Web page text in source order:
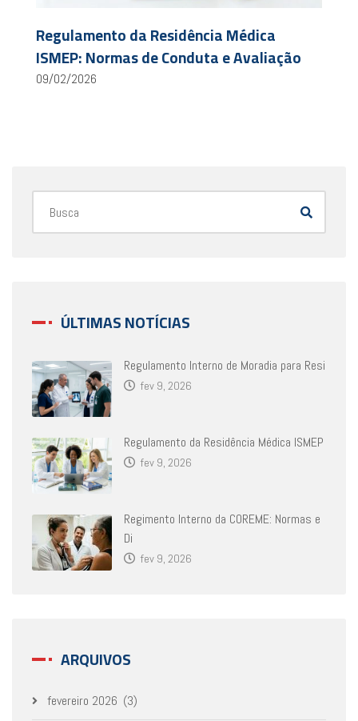
Regulamento da Residência Médica
ISMEP: Normas de Conduta e Avaliação
09/02/2026
ÚLTIMAS NOTÍCIAS
Regulamento Interno de Moradia para Resi
fev 9, 2026
Regulamento da Residência Médica ISMEP
fev 9, 2026
Regimento Interno da COREME: Normas e
Di
fev 9, 2026
ARQUIVOS
fevereiro 2026 (3)